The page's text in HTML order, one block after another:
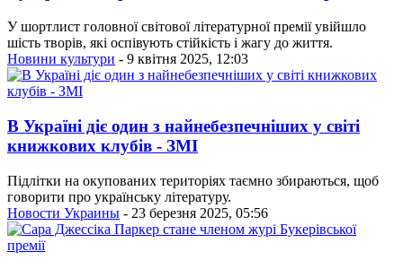
У шортлист головної світової літературної премії увійшло
шість творів, які оспівують стійкість і жагу до життя.
Новини культури - 9 квітня 2025, 12:03
В Україні діє один з найнебезпечніших у світі
книжкових клубів - ЗМІ
Підлітки на окупованих територіях таємно збираються, щоб
говорити про українську літературу.
Новости Украины - 23 березня 2025, 05:56